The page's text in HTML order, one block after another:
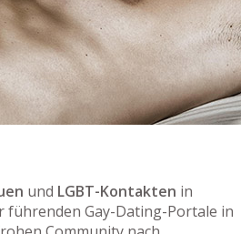
und LGBT-Kontakten in
führenden Gay-Dating-Portale in